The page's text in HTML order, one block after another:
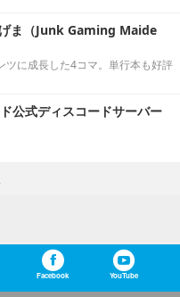
げま（Junk Gaming Maide
に成長した4コマ。単行本も好評
公式ディスコードサーバー
Facebook YouTube